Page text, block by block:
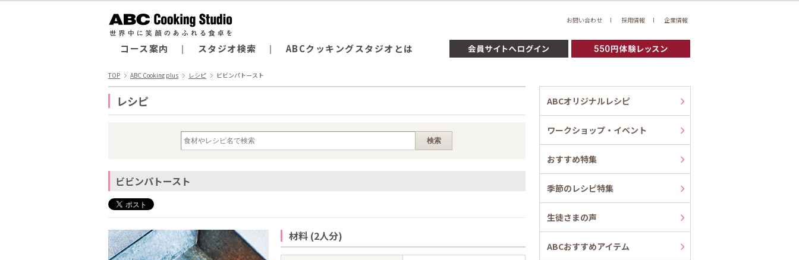
コース案内 スタジオ検索 ABCクッキングスタジオとは
お問い合わせ 採用情報 企業情報
TOP ABC Cooking plus レシピ ビビンパトースト
レシピ
ビビンパトースト
材料 (2人分)
ABCオリジナルレシピ
ワークショップ・イベント
おすすめ特集
季節のレシピ特集
生徒さまの声
ABCおすすめアイテム